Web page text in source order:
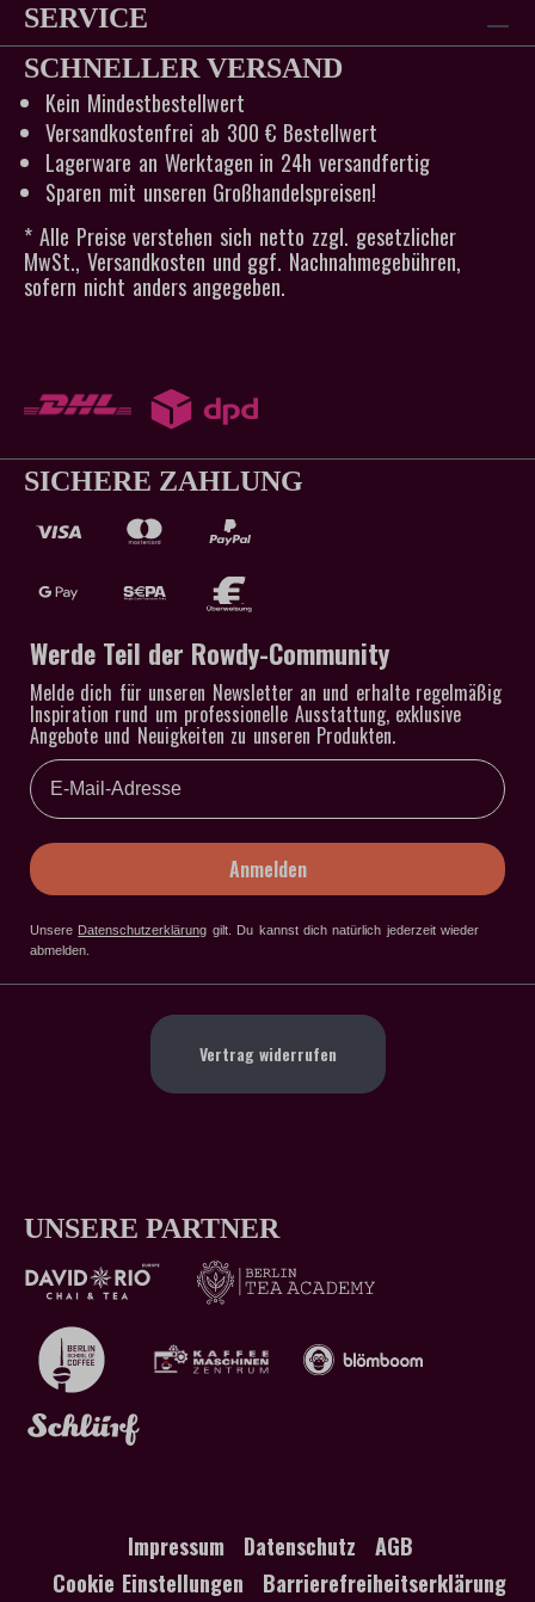
SERVICE
SCHNELLER VERSAND
Kein Mindestbestellwert
Versandkostenfrei ab 300 € Bestellwert
Lagerware an Werktagen in 24h versandfertig
Sparen mit unseren Großhandelspreisen!
* Alle Preise verstehen sich netto zzgl. gesetzlicher
MwSt., Versandkosten und ggf. Nachnahmegebühren,
sofern nicht anders angegeben.
SICHERE ZAHLUNG
Werde Teil der Rowdy-Community
Melde dich für unseren Newsletter an und erhalte regelmäßig
Inspiration rund um professionelle Ausstattung, exklusive
Angebote und Neuigkeiten zu unseren Produkten.
Email
Anmelden
Unsere Datenschutzerklärung gilt. Du kannst dich natürlich jederzeit wieder
abmelden.
Vertrag widerrufen
UNSERE PARTNER
Impressum Datenschutz
AGB
Cookie Einstellungen
Barrierefreiheitserklärung